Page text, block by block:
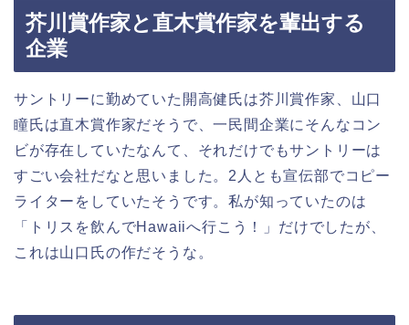
芥川賞作家と直木賞作家を輩出する
企業
サントリーに勤めていた開高健氏は芥川賞作家、山口
瞳氏は直木賞作家だそうで、一民間企業にそんなコン
ビが存在していたなんて、それだけでもサントリーは
すごい会社だなと思いました。2人とも宣伝部でコピー
ライターをしていたそうです。私が知っていたのは
「トリスを飲んでHawaiiへ行こう！」だけでしたが、
これは山口氏の作だそうな。